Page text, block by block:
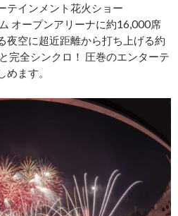
テインメント花火ショー
オープンアリーナに約16,000席
夜空に超近距離から打ち上げる約
完全シンクロ！ 圧巻のエンターテ
ます。